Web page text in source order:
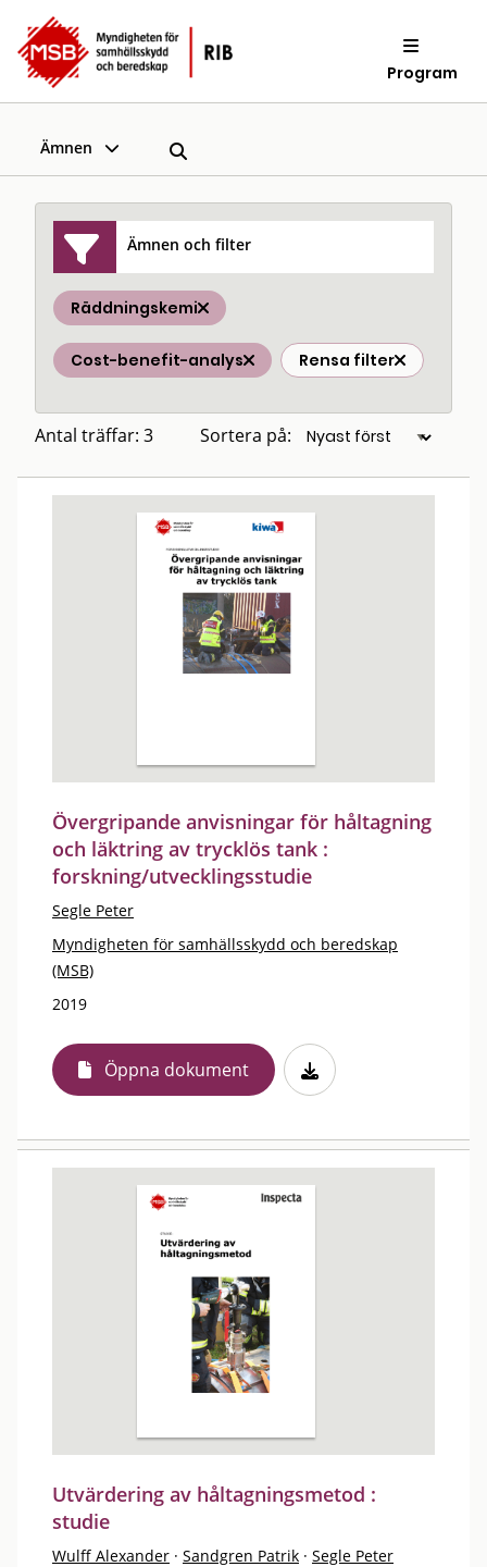
Program
Ämnen
Ämnen och filter
Räddningskemi
Cost-benefit-analys Rensa filter
Antal träffar: 3 Sortera på:
Övergripande anvisningar för håltagning
och läktring av trycklös tank :
forskning/utvecklingsstudie
Segle Peter
Myndigheten för samhällsskydd och beredskap
(MSB)
2019
Öppna dokument
Utvärdering av håltagningsmetod :
studie
Wulff Alexander · Sandgren Patrik · Segle Peter